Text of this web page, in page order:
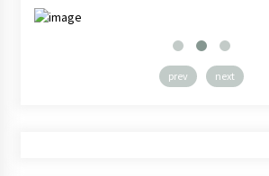
prev next